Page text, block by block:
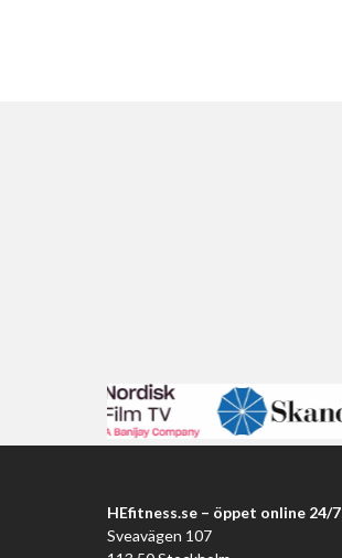
HEfitness.se – öppet online 24/7
Sveavägen 107